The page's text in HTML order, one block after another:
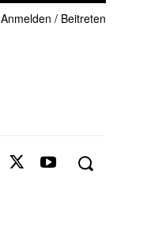
Anmelden / Beitreten